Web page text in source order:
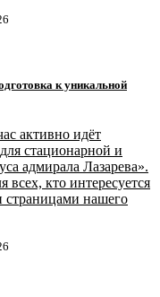
к уникальной
активно идёт
стационарной и
адмирала Лазарева».
кто интересуется
страницами нашего